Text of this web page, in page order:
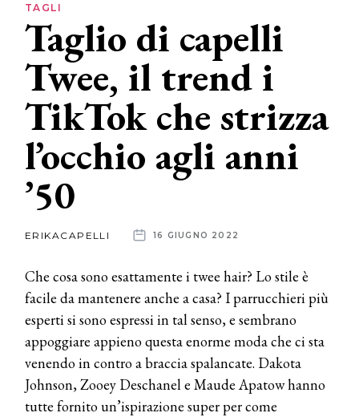
Lifestyle
News
News
dalle
aziende
TAGLI
Taglio di capelli
Twee, il trend i
TikTok che strizza
l’occhio agli anni
’50
ERIKACAPELLI 16 GIUGNO 2022
Che cosa sono esattamente i twee hair? Lo stile è
facile da mantenere anche a casa? I parrucchieri più
esperti si sono espressi in tal senso, e sembrano
appoggiare appieno questa enorme moda che ci sta
venendo in contro a braccia spalancate. Dakota
Johnson, Zooey Deschanel e Maude Apatow hanno
tutte fornito un’ispirazione super per come